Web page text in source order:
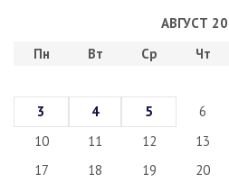
АВГУСТ
Пн
Вт Ср Чт
3
4 5 6
10
11 12 13
17
18 19 20